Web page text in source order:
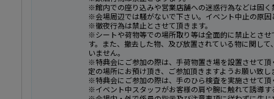
※館内での座り込みや営業店舗への迷惑行為などは固く
※会場周辺では騒がないで下さい。イベント中止の原因
※徹夜行為は禁止とさせて頂きます。
※シートや荷物等での場所取り等は全面的に禁止とさ
す。また、撤去した物、及び放置されている物に関し
いません。
※特典会にご参加の際は、手荷物置き場を設置させて
定の場所にお預け頂き、ご参加頂きますようお願い致し
※特典会にご参加の際は、手のひら検査を実施させて頂
※イベント中スタッフがお客様の肩や腕に触れて誘導す